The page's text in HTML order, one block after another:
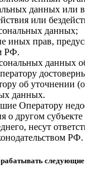
данных или
или
данных;
иных прав,
РФ.
данных
об уточнении
данных.
Оператору
о другом
несут
РФ.